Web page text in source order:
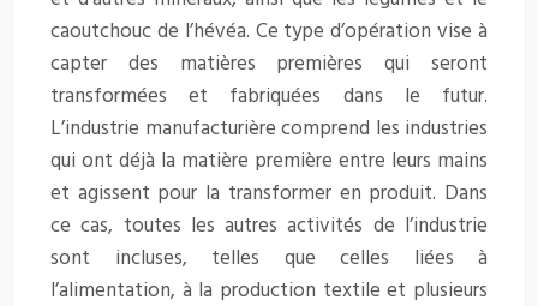
caoutchouc de l’hévéa. Ce type d’opération vise à
capter des matières premières qui seront
transformées et fabriquées dans le futur.
L’industrie manufacturière comprend les industries
qui ont déjà la matière première entre leurs mains
et agissent pour la transformer en produit. Dans
ce cas, toutes les autres activités de l’industrie
sont incluses, telles que celles liées à
l’alimentation, à la production textile et plusieurs